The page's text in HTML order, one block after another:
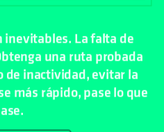
Academia
Cohesity
Community
Socios
Korea)
una ruta probada
de inactividad, evitar la
más rápido, pase lo que